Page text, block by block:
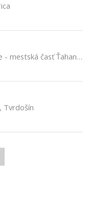
budapestianka, Košice - mestská časť Ťahanovce
Tvrdošín